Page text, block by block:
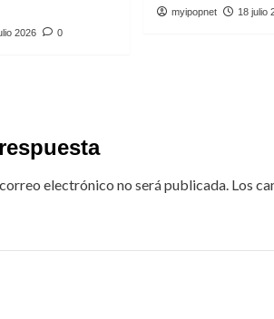
2026 0
myipopnet 18 julio
electrónico no será publicada. Los